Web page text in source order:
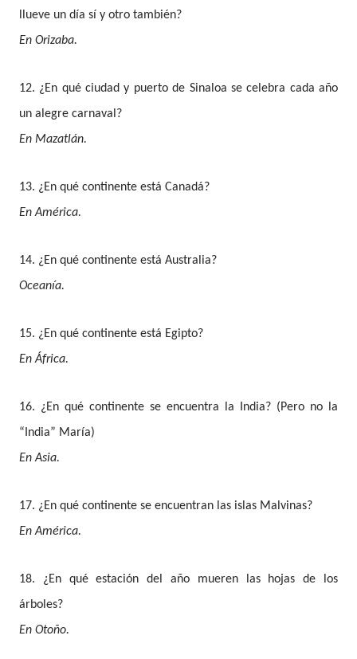
llueve un día sí y otro también?
En Orizaba.
12. ¿En qué ciudad y puerto de Sinaloa se celebra cada año
un alegre carnaval?
En Mazatlán.
13. ¿En qué continente está Canadá?
En América.
14. ¿En qué continente está Australia?
Oceanía.
15. ¿En qué continente está Egipto?
En África.
16. ¿En qué continente se encuentra la India? (Pero no la
“India” María)
En Asia.
17. ¿En qué continente se encuentran las islas Malvinas?
En América.
18. ¿En qué estación del año mueren las hojas de los
árboles?
En Otoño.